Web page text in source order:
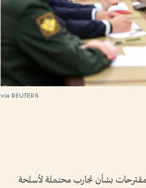
via REUTERS
مقترحات بشأن تجارب محتملة لأسلحة